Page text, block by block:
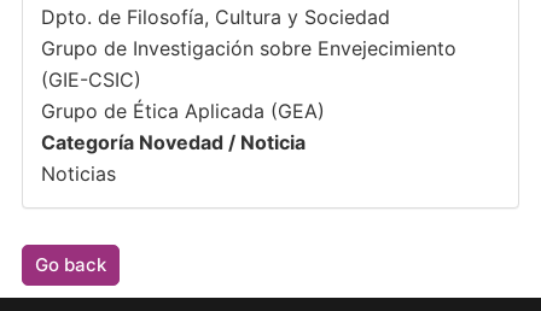
Dpto. de Filosofía, Cultura y Sociedad
Grupo de Investigación sobre Envejecimiento
(GIE-CSIC)
Grupo de Ética Aplicada (GEA)
Categoría Novedad / Noticia
Noticias
Go back